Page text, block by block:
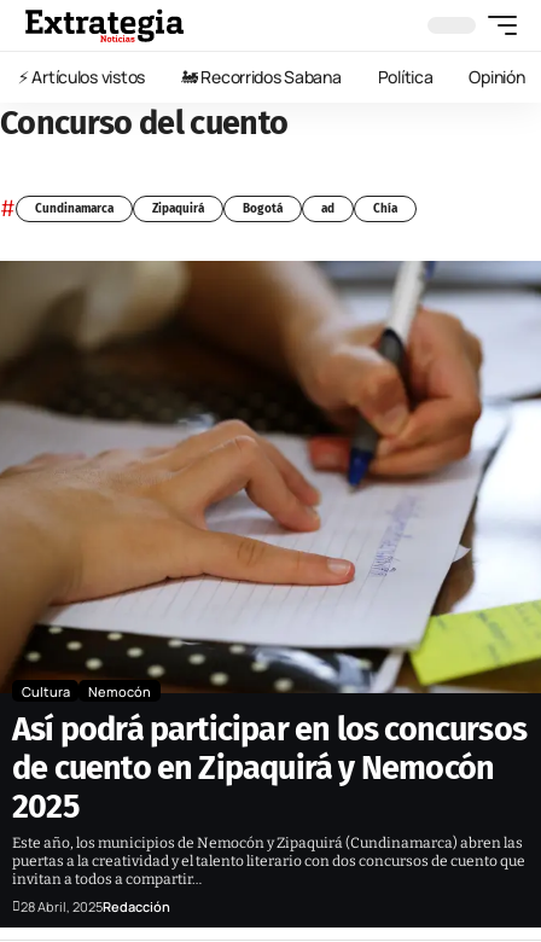
⚡️ Artículos vistos 🚂 Recorridos Sabana Política Opinión
Concurso del cuento
# Cundinamarca Zipaquirá Bogotá ad Chía
Cultura Nemocón
Así podrá participar en los concursos
de cuento en Zipaquirá y Nemocón
2025
Este año, los municipios de Nemocón y Zipaquirá (Cundinamarca) abren las
puertas a la creatividad y el talento literario con dos concursos de cuento que
invitan a todos a compartir…
28 Abril, 2025Redacción